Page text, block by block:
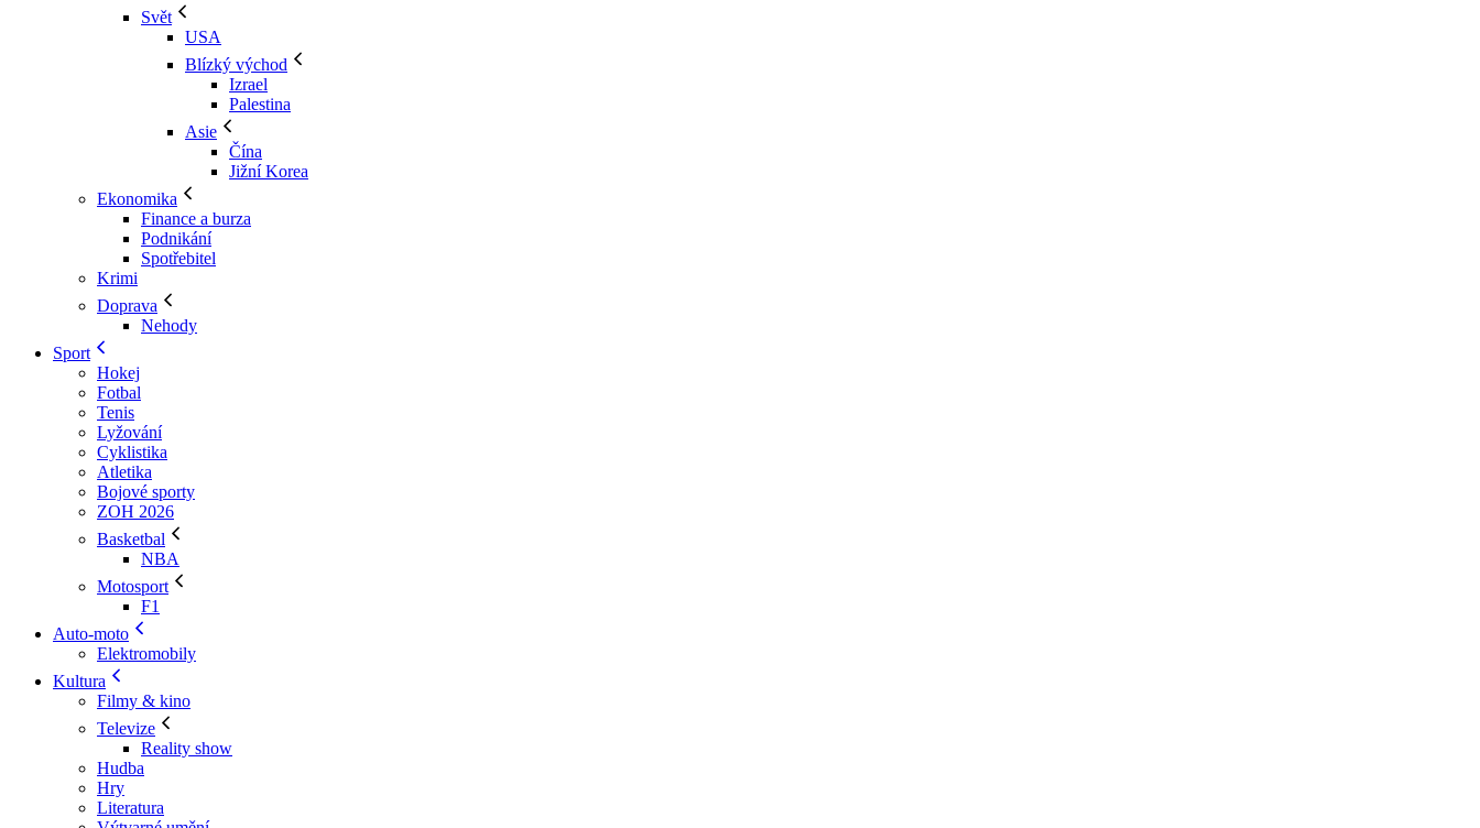
Svět
USA
Blízký východ
Izrael
Palestina
Asie
Čína
Jižní Korea
Ekonomika
Finance a burza
Podnikání
Spotřebitel
Krimi
Doprava
Nehody
Sport
Hokej
Fotbal
Tenis
Lyžování
Cyklistika
Atletika
Bojové sporty
ZOH 2026
Basketbal
NBA
Motosport
F1
Auto-moto
Elektromobily
Kultura
Filmy & kino
Televize
Reality show
Hudba
Hry
Literatura